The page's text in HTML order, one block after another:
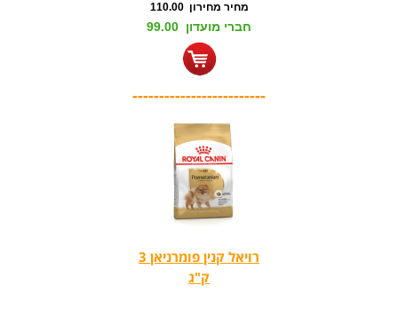
מחיר מחירון 110.00
חברי מועדון 99.00
-------------------------
רויאל קנין פומרניאן 3
ק"ג